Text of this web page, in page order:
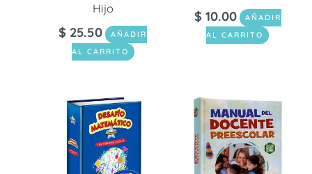
Hijo
$ 25.50
AÑADIR
AL CARRITO
$ 10.00
AÑADIR
AL CARRITO